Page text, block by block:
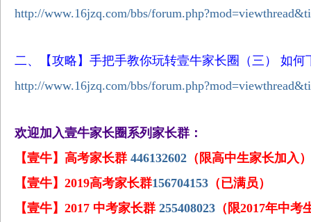
http://www.16jzq.com/bbs/
二、
【攻略】手把手教你玩转壹牛家长圈（三） 如
http://www.16jzq.com/bbs/
欢迎加入壹牛家长圈系列家长群：
【壹牛】高考家长群 446132602 （限高中生家长加入）
【壹牛】2019高考家长群156704153 （已满员）
【壹牛】2017 中考家长群 255408023 （限2017年中考